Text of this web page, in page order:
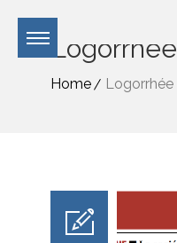
Logorrhée
Home Logorrhée